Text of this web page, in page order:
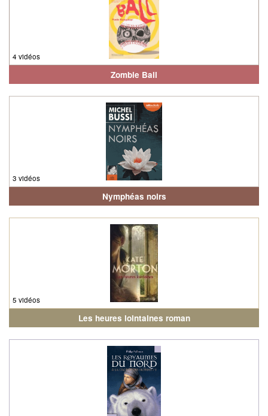
4 vidéos
Zombie Ball
3 vidéos
Nymphéas noirs
5 vidéos
Les heures lointaines roman